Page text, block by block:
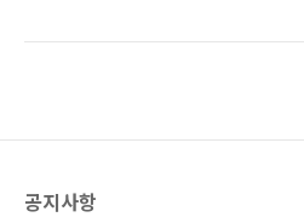
찾아 보았습니다. 가격대가 천차만별블루투스
공지사항